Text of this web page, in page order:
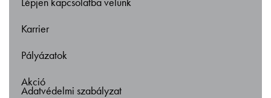
Karrier
Pályázatok
Akció
Adatvédelmi szabályzat